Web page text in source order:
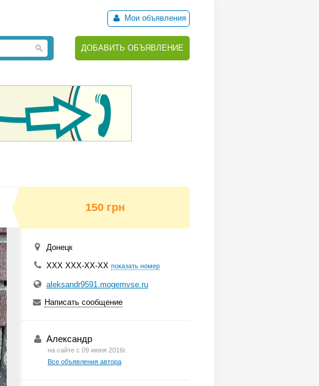
Мои объявления
ДОБАВИТЬ ОБЪЯВЛЕНИЕ
150 грн
Донецк
ХХХ ХХХ-ХХ-ХХ показать номер
aleksandr9591.mogemvse.ru
Написать сообщение
Александр
на сайте с 09 июня 2016г.
Все объявления автора